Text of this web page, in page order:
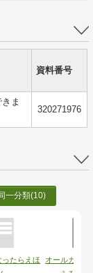
資料番号
ま
320271976
一分類(10)
たらえほ
オールカラ